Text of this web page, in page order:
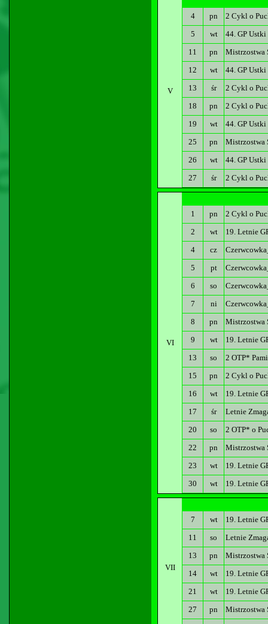
V
4 pn
2 Cykl o
5
wt
44. GP
11
pn
Mistrzostwa
12
wt
44. GP
13
śr
2 Cykl o
18
pn
2 Cykl o
19
wt
44. GP
25
pn
Mistrzostwa
26
wt
44. GP
27
śr 2 Cykl o
VI
1 pn
2 Cykl o
2
wt
19. Letnie
4
cz
5
pt
6
so
7
ni
8
pn
Mistrzostwa
9
wt
19. Letnie
13
so
2 OTP*
15
pn
2 Cykl o
16
wt
19. Letnie
17
śr
Letnie
20
so
2 OTP* o
22
pn
Mistrzostwa
23
wt
19. Letnie
30
wt 19. Letnie
VII
7 wt
19. Letnie
11
so
Letnie
13
pn
Mistrzostwa
14
wt
19. Letnie
21
wt
19. Letnie
27
pn
Mistrzostwa